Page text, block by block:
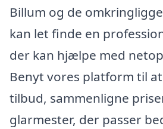
Billum og de
kan let finde en
der kan hjælpe med
Benyt vores platform til
tilbud, sammenligne
glarmester, der passer